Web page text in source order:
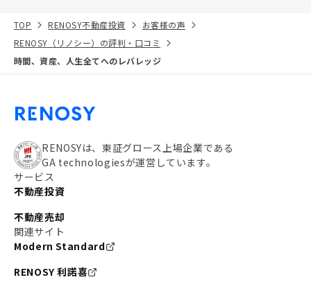
TOP RENOSY不動産投資
お客様の声
RENOSY（リノシー）の評判・口コミ
時間、資産、人生全てへのレバレッジ
RENOSYは、東証グロース上場企業である
GA technologiesが運営しています。
サービス
不動産投資
不動産売却
関連サイト
Modern Standard
RENOSY 利諾喜